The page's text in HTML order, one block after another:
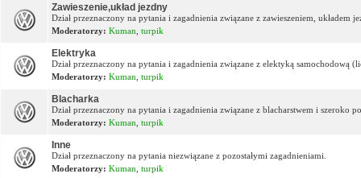
Zawieszenie,układ jezdny
Dział przeznaczony na pytania i zagadnienia związane z zawieszeniem, układem
Moderatorzy: Kuman turpik
Elektryka
Dział przeznaczony na pytania i zagadnienia związane z elektyką samochodową
Moderatorzy: Kuman turpik
Blacharka
Dział przeznaczony na pytania i zagadnienia związane z blacharstwem i szeroko
Moderatorzy: Kuman turpik
Inne
Dział przeznaczony na pytania niezwiązane z pozostałymi zagadnieniami.
Moderatorzy: Kuman turpik